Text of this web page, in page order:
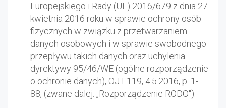
Europejskiego i Rady (UE) 2016/679 z dnia 27
kwietnia 2016 roku w sprawie ochrony osób
fizycznych w związku z przetwarzaniem
danych osobowych i w sprawie swobodnego
przepływu takich danych oraz uchylenia
dyrektywy 95/46/WE (ogólne rozporządzenie
o ochronie danych), OJ L119, 4.5.2016, p. 1-
88, (zwane dalej: „Rozporządzenie RODO").